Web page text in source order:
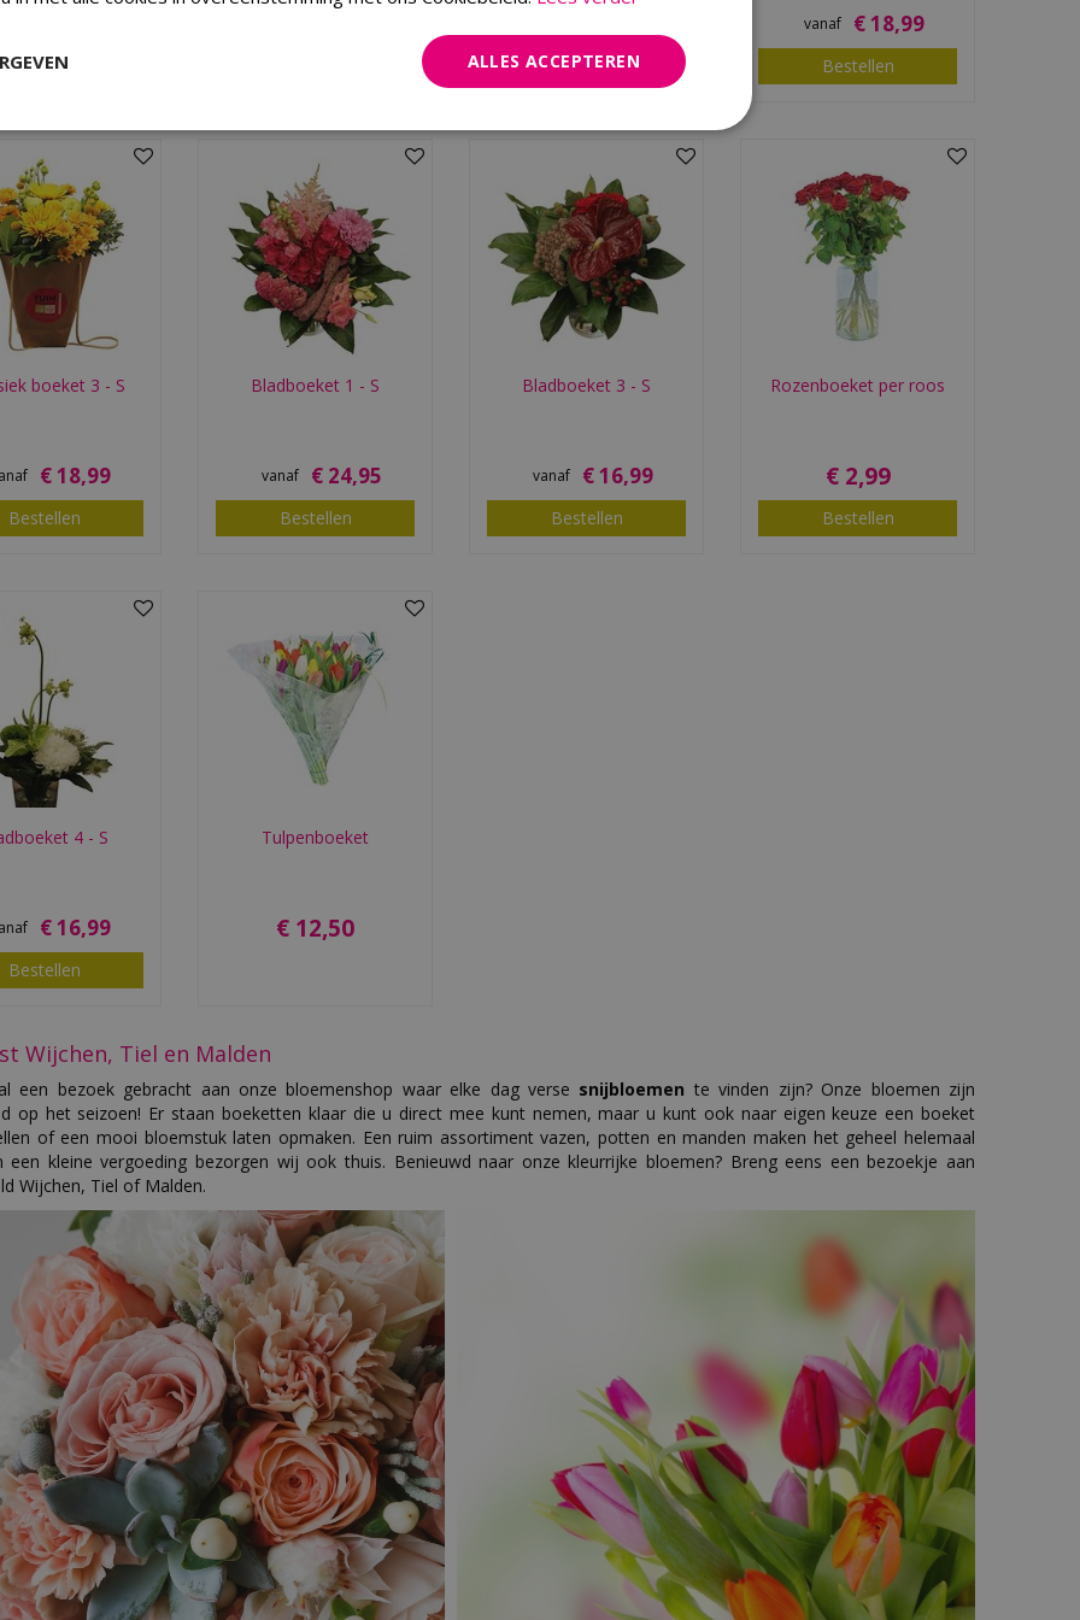
Bestellen Bestellen
vanaf €18,99
Bestellen
boeket 3 - S
€18,99
Bestellen
Bladboeket 1 - S
vanaf € 24,95
Bestellen
Bladboeket 3 - S
vanaf €16,99
Bestellen
Rozenboeket per roos
€ 2,99
Bestellen
4 - S
€16,99
Bestellen
Tulpenboeket
€ 12,50
Wijchen, Tiel en Malden
een bezoek gebracht aan onze bloemenshop waar elke dag verse snijbloemen te vinden zijn? Onze bloemen zijn
op het seizoen! Er staan boeketten klaar die u direct mee kunt nemen, maar u kunt ook naar eigen keuze een boeket
of een mooi bloemstuk laten opmaken. Een ruim assortiment vazen, potten en manden maken het geheel helemaal
een kleine vergoeding bezorgen wij ook thuis. Benieuwd naar onze kleurrijke bloemen? Breng eens een bezoekje aan
Wijchen, Tiel of Malden.
ALLES ACCEPTEREN